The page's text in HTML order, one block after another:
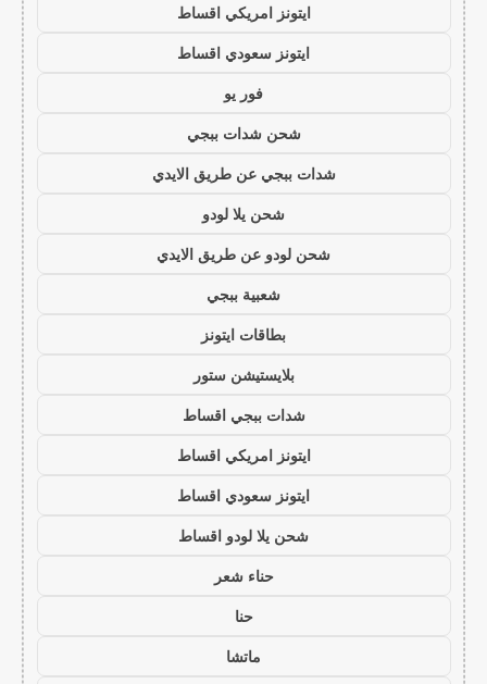
ايتونز امريكي اقساط
ايتونز سعودي اقساط
فور يو
شحن شدات ببجي
شدات ببجي عن طريق الايدي
شحن يلا لودو
شحن لودو عن طريق الايدي
شعبية ببجي
بطاقات ايتونز
بلايستيشن ستور
شدات ببجي اقساط
ايتونز امريكي اقساط
ايتونز سعودي اقساط
شحن يلا لودو اقساط
حناء شعر
حنا
ماتشا